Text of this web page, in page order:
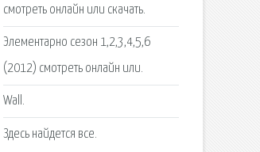
смотреть онлайн или скачать.
Элементарно сезон 1,2,3,4,5,6
(2012) смотреть онлайн или.
Wall.
Здесь найдется все.